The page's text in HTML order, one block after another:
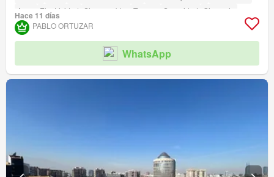
Agua
Electricidad Sin amueblar Terraza Seguridad
Gimnasio
Piscina Área para niños
Caseta de vigilancia
Hace 11 días
PABLO ORTUZAR
WhatsApp